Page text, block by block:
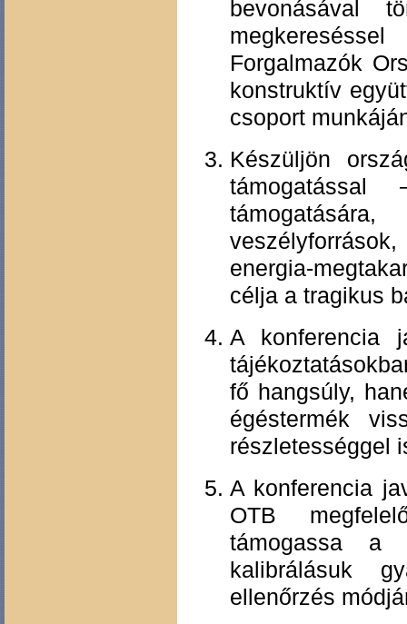
bevonásával
Forgalmazók
konstruktív
csoport
Készüljön
energia-
célja a tragikus
A konferencia
fő hangsúly,
égéstermék
részletességgel
A konferencia
OTB
támogassa a
kalibrálásuk
ellenőrzés